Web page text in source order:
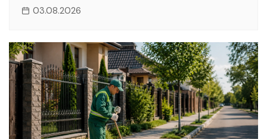
03.08.2026